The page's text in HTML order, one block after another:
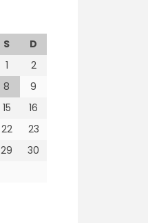
S
D
1
2
8
9
15
16
22
23
29
30